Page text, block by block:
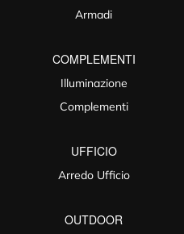
Armadi
COMPLEMENTI
Illuminazione
Complementi
UFFICIO
Arredo Ufficio
OUTDOOR